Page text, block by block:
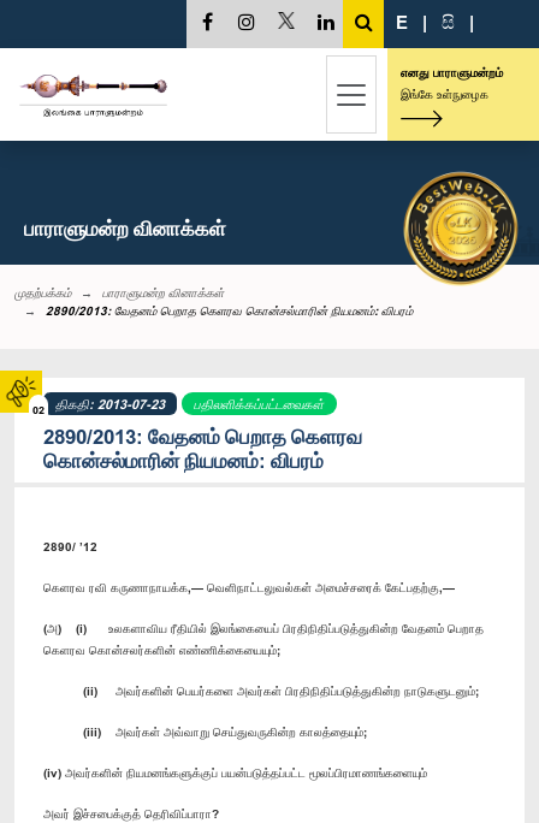
02
E | සි |
எனது பாராளுமன்றம்
இங்கே உள்நுழைக
பாராளுமன்ற வினாக்கள்
முதற்பக்கம்
பாராளுமன்ற வினாக்கள்
2890/2013: வேதனம் பெறாத கெளரவ கொன்சல்மாரின் நியமனம்: விபரம்
திகதி: 2013-07-23 பதிலளிக்கப்பட்டவைகள்
2890/2013: வேதனம் பெறாத கெளரவ
கொன்சல்மாரின் நியமனம்: விபரம்
2890/ ’12
கெளரவ ரவி கருணாநாயக்க,— வெளிநாட்டலுவல்கள் அமைச்சரைக் கேட்பதற்கு,—
(அ) (i) உலகளாவிய ரீதியில் இலங்கையைப் பிரதிநிதிப்படுத்துகின்ற வேதனம் பெறாத
கெளரவ கொன்சலர்களின் எண்ணிக்கையையும்;
(ii) அவர்களின் பெயர்களை அவர்கள் பிரதிநிதிப்படுத்துகின்ற நாடுகளுடனும்;
(iii) அவர்கள் அவ்வாறு செய்துவருகின்ற காலத்தையும்;
(iv) அவர்களின் நியமனங்களுக்குப் பயன்படுத்தப்பட்ட மூலப்பிரமாணங்களையும்
அவர் இச்சபைக்குத் தெரிவிப்பாரா?